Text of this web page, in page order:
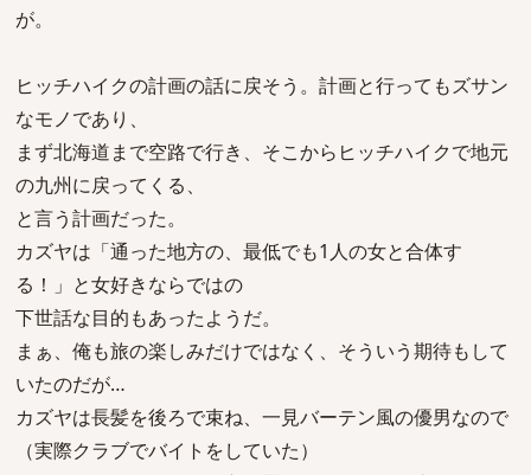
が。
ヒッチハイクの計画の話に戻そう。計画と行ってもズサン
なモノであり、
まず北海道まで空路で行き、そこからヒッチハイクで地元
の九州に戻ってくる、
と言う計画だった。
カズヤは「通った地方の、最低でも1人の女と合体す
る！」と女好きならではの
下世話な目的もあったようだ。
まぁ、俺も旅の楽しみだけではなく、そういう期待もして
いたのだが…
カズヤは長髪を後ろで束ね、一見バーテン風の優男なので
（実際クラブでバイトをしていた）